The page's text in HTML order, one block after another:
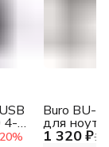
20%
4-
1 320 ₽1
Buro BU-
для
складн.